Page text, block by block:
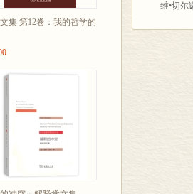
集 第12卷：我的哲学的
维•切尔